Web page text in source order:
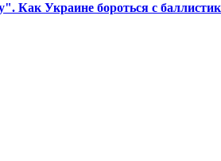
Как Украине бороться с